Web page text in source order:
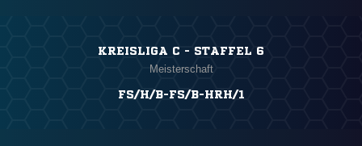
KREISLIGA C - STAFFEL 6
Meisterschaft
FS/H/B-FS/B-HRH/1